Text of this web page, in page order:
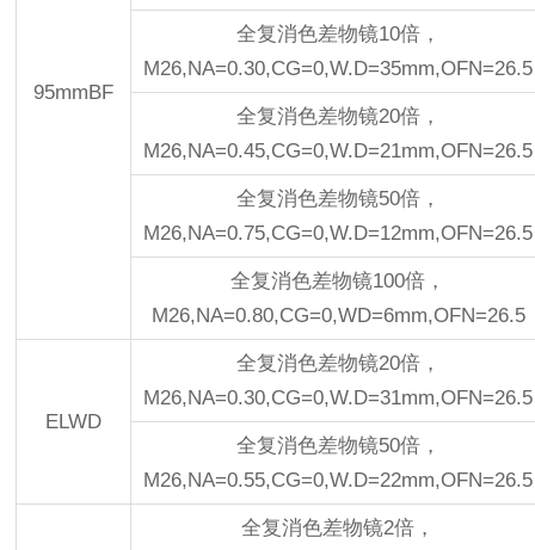
95mmBF
全复消色差物镜10倍，
M26,NA=0.30,CG=0,W.D=35mm,OFN=26.5
全复消色差物镜20倍，
M26,NA=0.45,CG=0,W.D=21mm,OFN=26.5
全复消色差物镜50倍，
M26,NA=0.75,CG=0,W.D=12mm,OFN=26.5
全复消色差物镜100倍，
M26,NA=0.80,CG=0,WD=6mm,OFN=26.5
ELWD
全复消色差物镜20倍，
M26,NA=0.30,CG=0,W.D=31mm,OFN=26.5
全复消色差物镜50倍，
M26,NA=0.55,CG=0,W.D=22mm,OFN=26.5
全复消色差物镜2倍，